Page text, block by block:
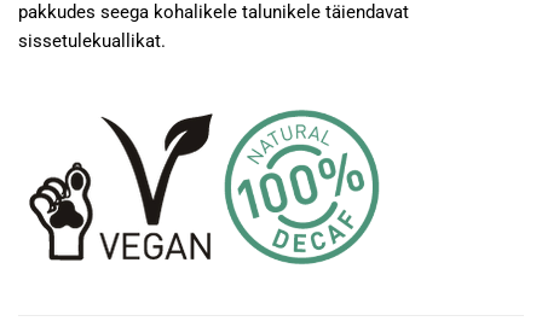
pakkudes seega kohalikele talunikele täiendavat
sissetulekuallikat.